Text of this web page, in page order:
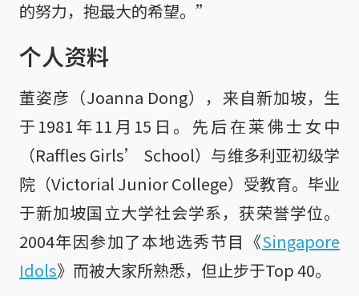
的努力，抱最大的希望。”
个人资料
董姿彦（Joanna Dong），来自新加坡，生
于1981年11月15日。先后在莱佛士女中
（Raffles Girls’ School）与维多利亚初级学
院（Victorial Junior College）受教育。毕业
于新加坡国立大学社会学系，获荣誉学位。
2004年因参加了本地选秀节目《Singapore
Idols》而被大家所熟悉，但止步于Top 40。